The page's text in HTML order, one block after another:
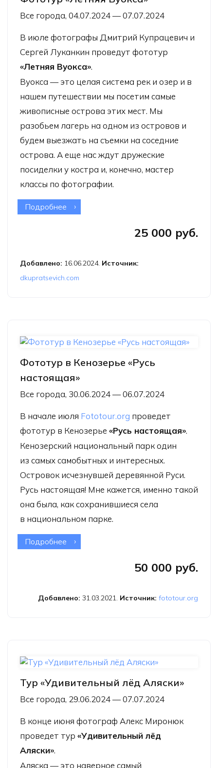
Все города, 04.07.2024 — 07.07.2024
В июле фотографы Дмитрий Купрацевич и
Сергей Луканкин проведут фототур
«Летняя Вуокса».
Вуокса — это целая система рек и озер и в
нашем путешествии мы посетим самые
живописные острова этих мест. Мы
разобьем лагерь на одном из островов и
будем выезжать на съемки на соседние
острова. А еще нас ждут дружеские
посиделки у костра и, конечно, мастер
классы по фотографии.
Подробнее о Фототур «Летняя Вуокса»
25 000 руб.
Добавлено: 16.06.2024. Источник:
dkupratsevich.com
Фототур в Кенозерье «Русь
настоящая»
Все города, 30.06.2024 — 06.07.2024
В начале июля Fototour.org проведет
фототур в Кенозерье «Русь настоящая».
Кенозерский национальный парк один
из самых самобытных и интересных.
Островок исчезнувшей деревянной Руси.
Русь настоящая! Мне кажется, именно такой
она была, как сохранившиеся села
в национальном парке.
Подробнее о Фототур в Кенозерье «Русь
50 000 руб.
Добавлено: 31.03.2021. Источник: fototour.org
Тур «Удивительный лёд Аляски»
Все города, 29.06.2024 — 07.07.2024
В конце июня фотограф Алекс Миронюк
проведет тур «Удивительный лёд
Аляски».
Аляска — это наверное самый